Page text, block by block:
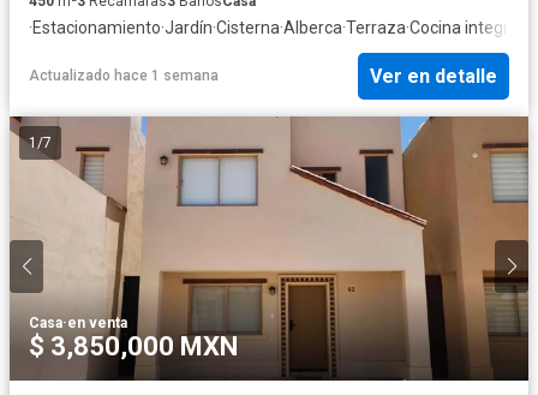
·Estacionamiento·Jardín·Cisterna·Alberca·Terraza·Cocina integral
Actualizado hace 1 semana Ver en detalle
1 /7
Casa·en venta
$ 3,850,000 MXN